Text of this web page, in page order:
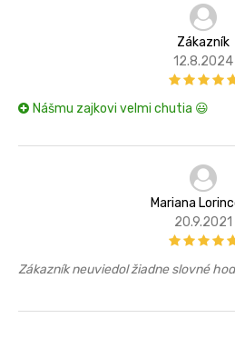
Zákazník
12.8.2024
Nášmu zajkovi velmi chutia 😃
Mariana
20.9.2021
Zákazník neuviedol žiadne slovné